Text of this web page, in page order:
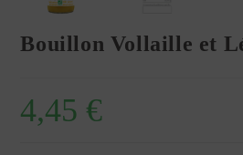
Bouillon Vollaille et
4,45 €